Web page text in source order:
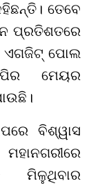
ତେବେ
ପ୍ରତିଶତରେ
ଏଗଜିଟ୍ ପୋଲ
ମେୟର
ବିଶ୍ୱାସ
ମିଳୁଥିବାର